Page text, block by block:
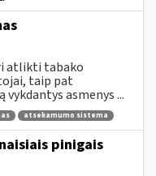
atlikti tabako
taip pat
asmenys ...
atsekamumo sistema
pinigais